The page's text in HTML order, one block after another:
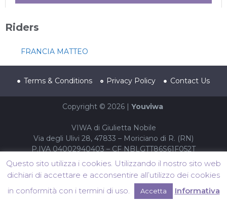
Riders
FRANCIA MATTEO
Terms & Conditions Privacy Policy Contact Us
Copyright © 2026 | Youviwa
VIWA di Giulietta Nobile
Via degli Ulivi 28, 47833 – Moriciano di R. (RN)
P.IVA 04002940403 – CF NBLGTT86S61F052T
Questo sito utilizza i cookies. Utilizzando il nostro sito web
dichiari di accettare e acconsentire all’utilizzo dei cookies
in conformità con i termini di uso.
Accetta Informativa